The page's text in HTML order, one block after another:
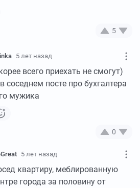
5
5 лет назад
всего приехать не смогут)
соседнем посте про бухгалтера
мужика
0
5 лет назад
квартиру, меблированную
города за половину от